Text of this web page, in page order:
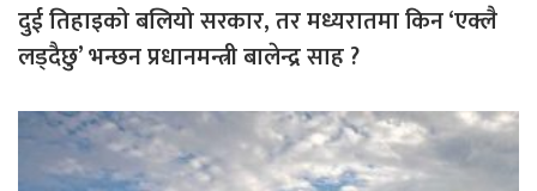
दुई तिहाइको बलियो सरकार, तर मध्यरातमा किन ‘एक्लै
लड्दैछु’ भन्छन प्रधानमन्त्री बालेन्द्र साह ?